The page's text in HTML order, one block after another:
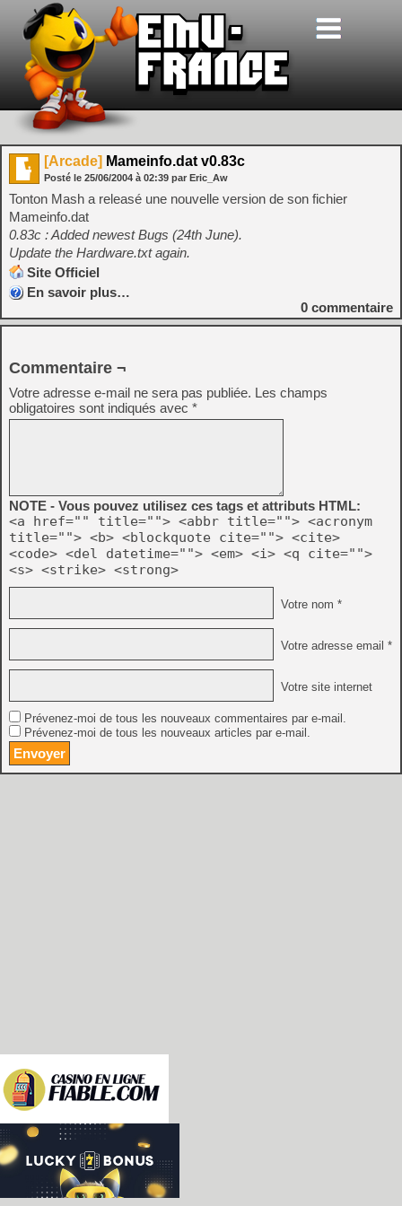
[Arcade] Mameinfo.dat v0.83c
Posté le 25/06/2004 à 02:39 par Eric_Aw
Tonton Mash a releasé une nouvelle version de son fichier
Mameinfo.dat
0.83c : Added newest Bugs (24th June).
Update the Hardware.txt again.
Site Officiel
En savoir plus…
0 commentaire
Commentaire ¬
Votre adresse e-mail ne sera pas publiée. Les champs
obligatoires sont indiqués avec *
NOTE - Vous pouvez utilisez ces tags et attributs HTML:
<a href="" title=""> <abbr title=""> <acronym
title=""> <b> <blockquote cite=""> <cite>
<code> <del datetime=""> <em> <i> <q cite="">
<s> <strike> <strong>
Votre nom *
Votre adresse email *
Votre site internet
Prévenez-moi de tous les nouveaux commentaires par e-mail.
Prévenez-moi de tous les nouveaux articles par e-mail.